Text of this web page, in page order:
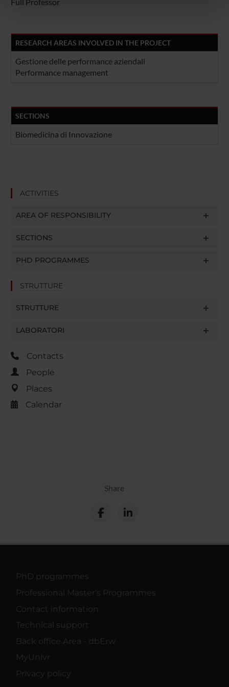
nostri partner che si occupano di analisi dei dati web,
raccolto dal tuo utilizzo dei loro servizi.
RESEARCH AREAS INVOLVED IN THE PROJECT
Gestione delle performance aziendali
Performance management
SECTIONS
Biomedicina di Innovazione
ACTIVITIES
AREA OF RESPONSIBILITY
SECTIONS
PHD PROGRAMMES
STRUTTURE
STRUTTURE
LABORATORI
Contacts
People
Places
Calendar
Share
PhD programmes
Professional Master's Programmes
Contact information
Technical support
Back office Area - dbErw
MyUnivr
Privacy policy